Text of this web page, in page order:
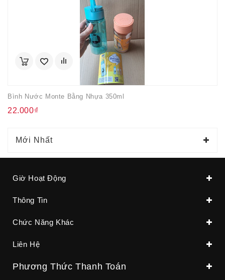
Bình Nước Monte Bằng Nhựa 350ml
22.000₫
Mới Nhất
Giờ Hoạt Động
Thông Tin
Chức Năng Khác
Liên Hệ
Phương Thức Thanh Toán